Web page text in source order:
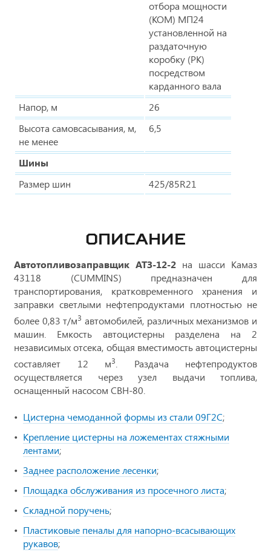
отбора мощности
(КОМ) МП24
установленной на
раздаточную
коробку (РК)
посредством
карданного вала
Напор, м
26
Высота самовсасывания, м,
не менее
6,5
Шины
Размер шин
425/85R21
ОПИСАНИЕ
Автотопливозаправщик АТЗ-12-2 на шасси Камаз
43118 (CUMMINS) предназначен для
транспортирования, кратковременного хранения и
заправки светлыми нефтепродуктами плотностью не
более 0,83 т/м3 автомобилей, различных механизмов и
машин. Емкость автоцистерны разделена на 2
независимых отсека, общая вместимость автоцистерны
составляет 12 м3. Раздача нефтепродуктов
осуществляется через узел выдачи топлива,
оснащенный насосом СВН-80.
Цистерна чемоданной формы из стали 09Г2С;
Крепление цистерны на ложементах стяжными
лентами;
Заднее расположение лесенки;
Площадка обслуживания из просечного листа;
Складной поручень;
Пластиковые пеналы для напорно-всасывающих
рукавов;